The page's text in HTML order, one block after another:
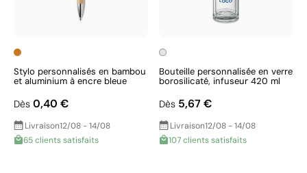
Stylo personnalisés en bambou
et aluminium à encre bleue
Dès 0,40 €
Livraison12/08 - 14/08
65 clients satisfaits
Bouteille personnalisée en verre
borosilicaté, infuseur 420 ml
Dès 5,67 €
Livraison12/08 - 14/08
107 clients satisfaits